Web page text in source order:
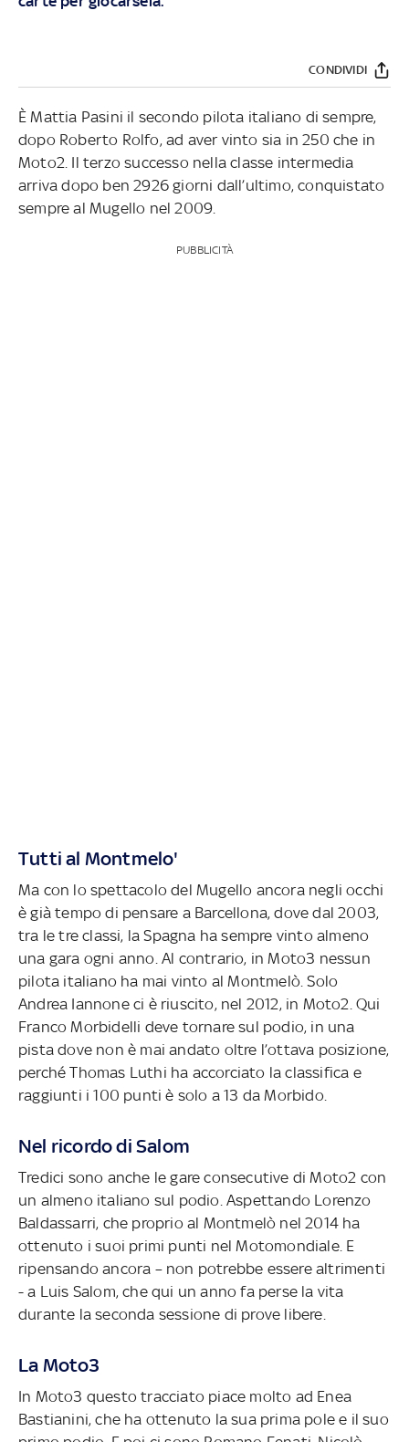
CONDIVIDI
È Mattia Pasini il secondo pilota italiano di sempre,
dopo Roberto Rolfo, ad aver vinto sia in 250 che in
Moto2. Il terzo successo nella classe intermedia
arriva dopo ben 2926 giorni dall’ultimo, conquistato
sempre al Mugello nel 2009.
PUBBLICITÀ
Tutti al Montmelo'
Ma con lo spettacolo del Mugello ancora negli occhi
è già tempo di pensare a Barcellona, dove dal 2003,
tra le tre classi, la Spagna ha sempre vinto almeno
una gara ogni anno. Al contrario, in Moto3 nessun
pilota italiano ha mai vinto al Montmelò. Solo
Andrea Iannone ci è riuscito, nel 2012, in Moto2. Qui
Franco Morbidelli deve tornare sul podio, in una
pista dove non è mai andato oltre l’ottava posizione,
perché Thomas Luthi ha accorciato la classifica e
raggiunti i 100 punti è solo a 13 da Morbido.
Nel ricordo di Salom
Tredici sono anche le gare consecutive di Moto2 con
un almeno italiano sul podio. Aspettando Lorenzo
Baldassarri, che proprio al Montmelò nel 2014 ha
ottenuto i suoi primi punti nel Motomondiale. E
ripensando ancora – non potrebbe essere altrimenti
- a Luis Salom, che qui un anno fa perse la vita
durante la seconda sessione di prove libere.
La Moto3
In Moto3 questo tracciato piace molto ad Enea
Bastianini, che ha ottenuto la sua prima pole e il suo